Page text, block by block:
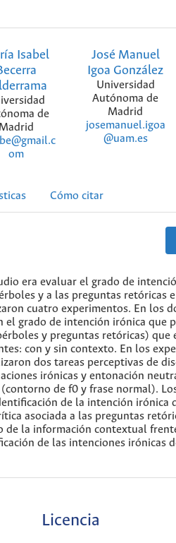
Isabel
de
Madrid
om
José Manuel
Igoa González
Universidad
Autónoma de
Madrid
josemanuel.igoa
@uam.es
Cómo citar
era evaluar el grado de
y a las preguntas retóricas
cuatro experimentos. En los
el grado de intención irónica que
y preguntas retóricas) que
con y sin contexto. En los
dos tareas perceptivas de
irónicas y entonación
de f0 y frase normal).
de la intención irónica
asociada a las preguntas
de la información contextual
de las intenciones irónicas
Licencia